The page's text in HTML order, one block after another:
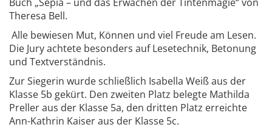
Theresa Bell.
Alle bewiesen Mut, Können und viel Freude am Lesen.
Die Jury achtete besonders auf Lesetechnik, Betonung
und Textverständnis.
Zur Siegerin wurde schließlich Isabella Weiß aus der
Klasse 5b gekürt. Den zweiten Platz belegte Mathilda
Preller aus der Klasse 5a, den dritten Platz erreichte
Ann-Kathrin Kaiser aus der Klasse 5c.